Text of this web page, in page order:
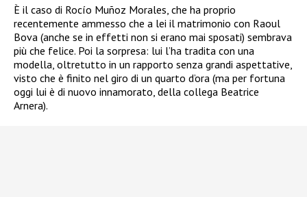
È il caso di Rocío Muñoz Morales, che ha proprio
recentemente ammesso che a lei il matrimonio con Raoul
Bova (anche se in effetti non si erano mai sposati) sembrava
più che felice. Poi la sorpresa: lui l’ha tradita con una
modella, oltretutto in un rapporto senza grandi aspettative,
visto che è finito nel giro di un quarto d’ora (ma per fortuna
oggi lui è di nuovo innamorato, della collega Beatrice
Arnera).